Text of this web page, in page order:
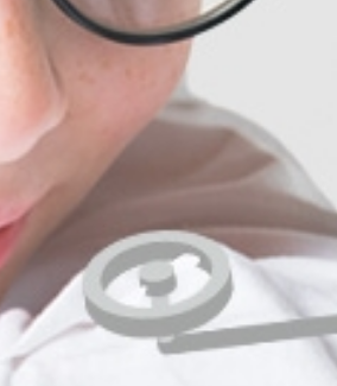
岡田建設が考
地元と
岡田建設は、豊